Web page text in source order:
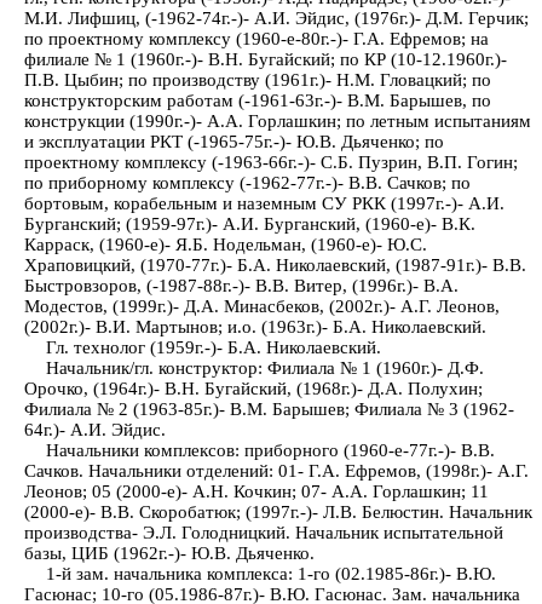
М.И. Лифшиц, (-1962-74г.-)- А.И. Эйдис, (1976г.)- Д.М. Герчик;
по проектному комплексу (1960-е-80г.-)- Г.А. Ефремов; на
филиале № 1 (1960г.-)- В.Н. Бугайский; по КР (10-12.1960г.)-
П.В. Цыбин; по производству (1961г.)- Н.М. Гловацкий; по
конструкторским работам (-1961-63г.-)- В.М. Барышев, по
конструкции (1990г.-)- А.А. Горлашкин; по летным испытаниям
и эксплуатации РКТ (-1965-75г.-)- Ю.В. Дьяченко; по
проектному комплексу (-1963-66г.-)- С.Б. Пузрин, В.П. Гогин;
по приборному комплексу (-1962-77г.-)- В.В. Сачков; по
бортовым, корабельным и наземным СУ РКК (1997г.-)- А.И.
Бурганский; (1959-97г.)- А.И. Бурганский, (1960-е)- В.К.
Карраск, (1960-е)- Я.Б. Нодельман, (1960-е)- Ю.С.
Храповицкий, (1970-77г.)- Б.А. Николаевский, (1987-91г.)- В.В.
Быстровзоров, (-1987-88г.-)- В.В. Витер, (1996г.)- В.А.
Модестов, (1999г.)- Д.А. Минасбеков, (2002г.)- А.Г. Леонов,
(2002г.)- В.И. Мартынов; и.о. (1963г.)- Б.А. Николаевский.
Гл. технолог (1959г.-)- Б.А. Николаевский.
Начальник/гл. конструктор: Филиала № 1 (1960г.)- Д.Ф.
Орочко, (1964г.)- В.Н. Бугайский, (1968г.)- Д.А. Полухин;
Филиала № 2 (1963-85г.)- В.М. Барышев; Филиала № 3 (1962-
64г.)- А.И. Эйдис.
Начальники комплексов: приборного (1960-е-77г.-)- В.В.
Сачков. Начальники отделений: 01- Г.А. Ефремов, (1998г.)- А.Г.
Леонов; 05 (2000-е)- А.Н. Кочкин; 07- А.А. Горлашкин; 11
(2000-е)- В.В. Скоробатюк; (1997г.-)- Л.В. Белюстин. Начальник
производства- Э.Л. Голодницкий. Начальник испытательной
базы, ЦИБ (1962г.-)- Ю.В. Дьяченко.
1-й зам. начальника комплекса: 1-го (02.1985-86г.)- В.Ю.
Гасюнас; 10-го (05.1986-87г.)- В.Ю. Гасюнас. Зам. начальника